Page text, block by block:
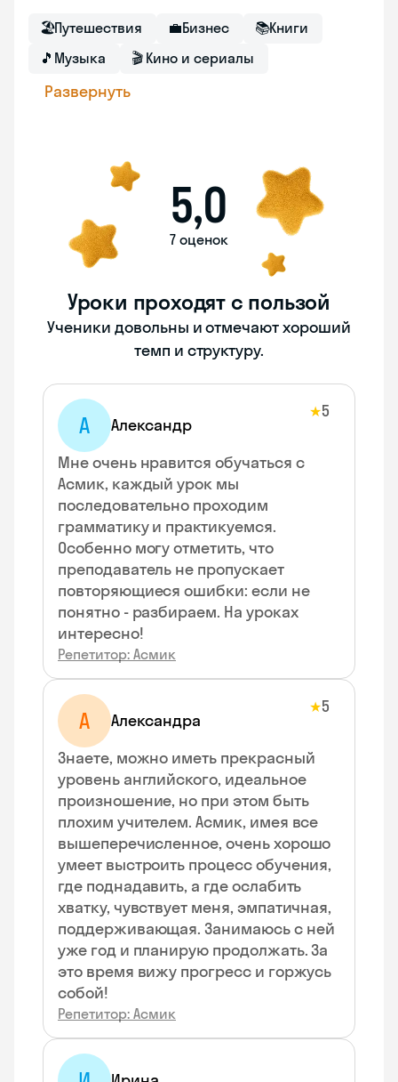
🏖Путешествия 💼Бизнес 📚Книги
🎵 Музыка 🎬 Кино и сериалы
Развернуть
5,0
7 оценок
Уроки проходят с пользой
Ученики довольны и отмечают хороший
темп и структуру.
А Александр
★5
Мне очень нравится обучаться с
Асмик, каждый урок мы
последовательно проходим
грамматику и практикуемся.
Особенно могу отметить, что
преподаватель не пропускает
повторяющиеся ошибки: если не
понятно - разбираем. На уроках
интересно!
Репетитор: Асмик
А Александра
★5
Знаете, можно иметь прекрасный
уровень английского, идеальное
произношение, но при этом быть
плохим учителем. Асмик, имея все
вышеперечисленное, очень хорошо
умеет выстроить процесс обучения,
где поднадавить, а где ослабить
хватку, чувствует меня, эмпатичная,
поддерживающая. Занимаюсь с ней
уже год и планирую продолжать. За
это время вижу прогресс и горжусь
собой!
Репетитор: Асмик